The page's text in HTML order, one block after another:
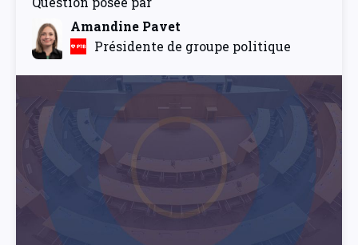
Amandine Pavet
Présidente de groupe politique